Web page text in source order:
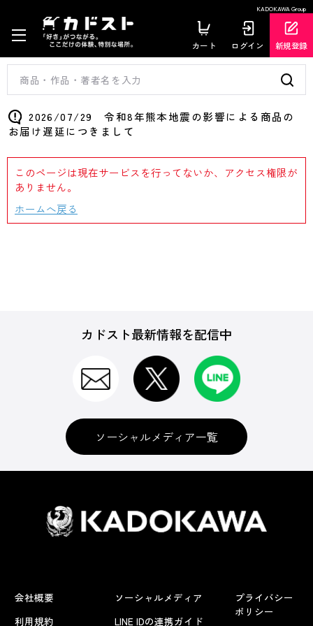
KADOKAWA Group
カート ログイン 新規登録
2026/07/29 令和8年熊本地震の影響による商品の
お届け遅延につきまして
このページは現在サービスを行ってないか、アクセス権限が
ありません。
ホームへ戻る
カドスト最新情報を配信中
ソーシャルメディア一覧
会社概要
利用規約
ソーシャルメディア
LINE IDの連携ガイド
プライバシー
ポリシー